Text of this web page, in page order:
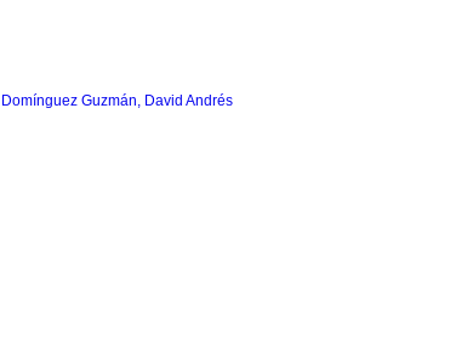
Domínguez Guzmán, David Andrés